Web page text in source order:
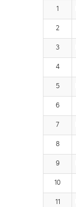
1
2
3
4
5
6
7
8
9
10
11